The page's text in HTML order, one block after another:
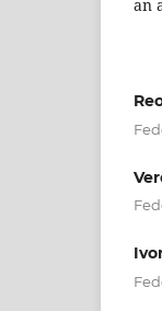
an